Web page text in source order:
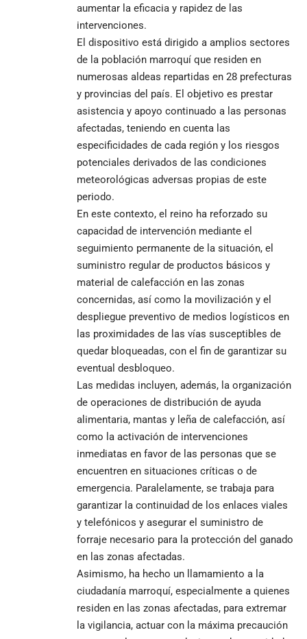
aumentar la eficacia y rapidez de las
intervenciones.
El dispositivo está dirigido a amplios sectores
de la población marroquí que residen en
numerosas aldeas repartidas en 28 prefecturas
y provincias del país. El objetivo es prestar
asistencia y apoyo continuado a las personas
afectadas, teniendo en cuenta las
especificidades de cada región y los riesgos
potenciales derivados de las condiciones
meteorológicas adversas propias de este
periodo.
En este contexto, el reino ha reforzado su
capacidad de intervención mediante el
seguimiento permanente de la situación, el
suministro regular de productos básicos y
material de calefacción en las zonas
concernidas, así como la movilización y el
despliegue preventivo de medios logísticos en
las proximidades de las vías susceptibles de
quedar bloqueadas, con el fin de garantizar su
eventual desbloqueo.
Las medidas incluyen, además, la organización
de operaciones de distribución de ayuda
alimentaria, mantas y leña de calefacción, así
como la activación de intervenciones
inmediatas en favor de las personas que se
encuentren en situaciones críticas o de
emergencia. Paralelamente, se trabaja para
garantizar la continuidad de los enlaces viales
y telefónicos y asegurar el suministro de
forraje necesario para la protección del ganado
en las zonas afectadas.
Asimismo, ha hecho un llamamiento a la
ciudadanía marroquí, especialmente a quienes
residen en las zonas afectadas, para extremar
la vigilancia, actuar con la máxima precaución